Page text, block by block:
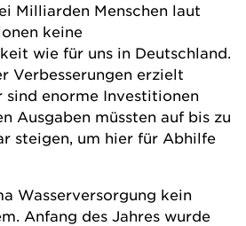
Milliarden Menschen laut
keine
wie für uns in Deutschland.
Verbesserungen erzielt
sind enorme Investitionen
Ausgaben müssten auf bis zu
steigen, um hier für Abhilfe
Wasserversorgung kein
Anfang des Jahres wurde